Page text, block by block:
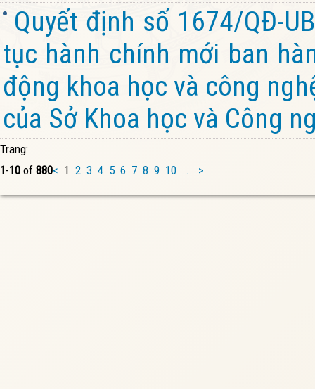
Quyết định số 1674/QĐ-
tục hành chính mới ban
động khoa học và công
của Sở Khoa học và Công
Trang:
1-10 of 880< 1 2 3 4 5 6 7 8 9 10 ... >